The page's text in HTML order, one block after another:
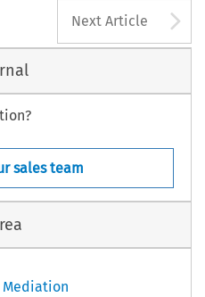
Next Article
sales team